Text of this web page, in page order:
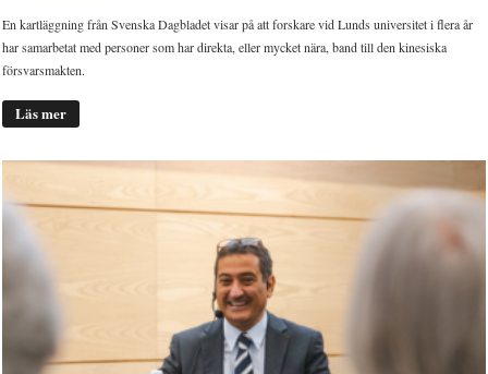
En kartläggning från Svenska Dagbladet visar på att forskare vid Lunds universitet i flera år
har samarbetat med personer som har direkta, eller mycket nära, band till den kinesiska
försvarsmakten.
Läs mer